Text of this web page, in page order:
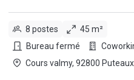
8 postes
45 m²
Bureau fermé
Cours valmy, 92800 Puteaux